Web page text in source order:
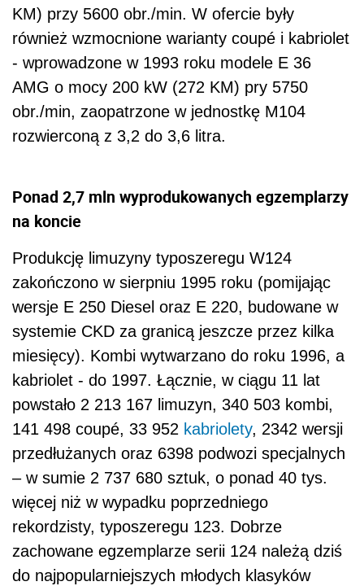
KM) przy 5600 obr./min. W ofercie były
również wzmocnione warianty coupé i kabriolet
- wprowadzone w 1993 roku modele E 36
AMG o mocy 200 kW (272 KM) pry 5750
obr./min, zaopatrzone w jednostkę M104
rozwierconą z 3,2 do 3,6 litra.
Ponad 2,7 mln wyprodukowanych egzemplarzy
na koncie
Produkcję limuzyny typoszeregu W124
zakończono w sierpniu 1995 roku (pomijając
wersje E 250 Diesel oraz E 220, budowane w
systemie CKD za granicą jeszcze przez kilka
miesięcy). Kombi wytwarzano do roku 1996, a
kabriolet - do 1997. Łącznie, w ciągu 11 lat
powstało 2 213 167 limuzyn, 340 503 kombi,
141 498 coupé, 33 952 kabriolety, 2342 wersji
przedłużanych oraz 6398 podwozi specjalnych
– w sumie 2 737 680 sztuk, o ponad 40 tys.
więcej niż w wypadku poprzedniego
rekordzisty, typoszeregu 123. Dobrze
zachowane egzemplarze serii 124 należą dziś
do najpopularniejszych młodych klasyków